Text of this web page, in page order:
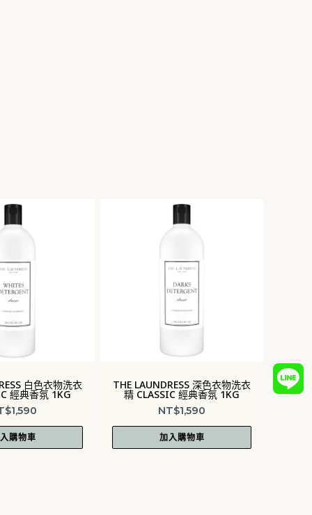
深色衣物洗衣
經典香氛 1KG
NT$1,590
加入購物車
THE LAUNDRESS 內衣洗衣精
RISE 晨緒香氛 500G
NT$1,490
加入購物車